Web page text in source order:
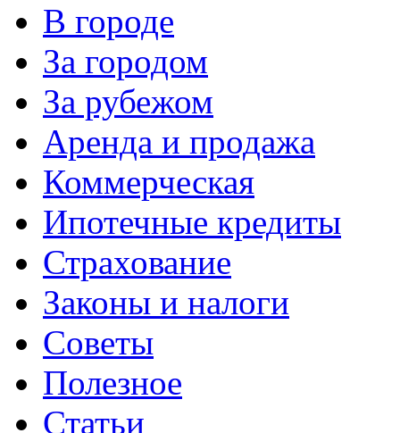
В городе
За городом
За рубежом
Аренда и продажа
Коммерческая
Ипотечные кредиты
Страхование
Законы и налоги
Советы
Полезное
Статьи